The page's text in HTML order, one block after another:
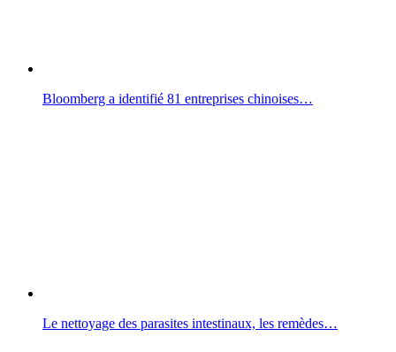
Bloomberg a identifié 81 entreprises chinoises…
Le nettoyage des parasites intestinaux, les remèdes…